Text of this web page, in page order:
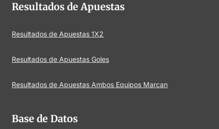
Resultados de Apuestas
Resultados de Apuestas 1X2
Resultados de Apuestas Goles
Resultados de Apuestas Ambos Equipos Marcan
Base de Datos